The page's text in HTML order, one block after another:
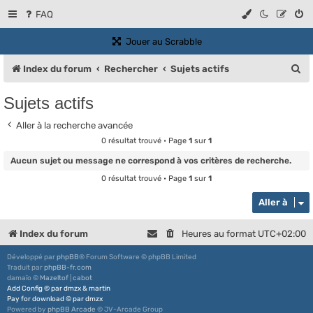
FAQ
Jouer au Scrabble(Ouvre un nouvel onglet)
Index du forum Rechercher Sujets actifs
c
e
Sujets actifs
Aller à la recherche avancée
0 résultat trouvé • Page 1 sur 1
Aucun sujet ou message ne correspond à vos critères de recherche.
0 résultat trouvé • Page 1 sur 1
Aller à
Index du forum Heures au format UTC+02:00
Développé parphpBB® Forum Software © phpBB Limited
Traduit parphpBB-fr.com
damaïo © Mazeltof cabot
Add Config©pardmzx&martin
Pay for download ©pardmzx
Powered by phpBB Arcade © JV-Arcade Group